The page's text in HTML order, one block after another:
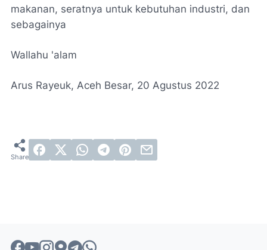
makanan, seratnya untuk kebutuhan industri, dan
sebagainya
Wallahu 'alam
Arus Rayeuk, Aceh Besar, 20 Agustus 2022